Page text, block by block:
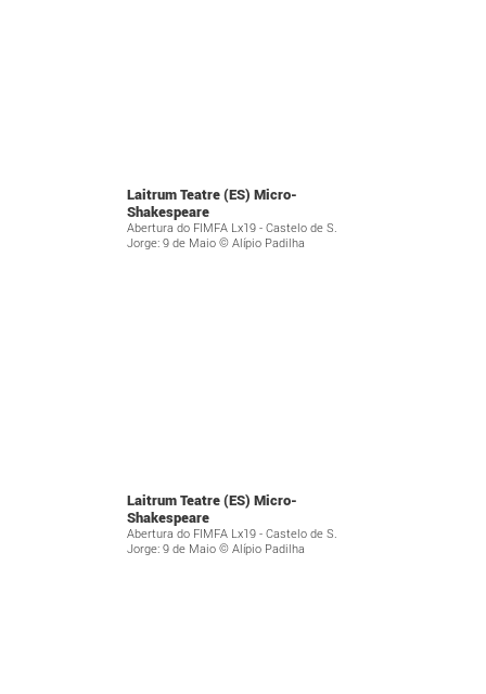
Laitrum Teatre (ES) Micro-
Shakespeare
Abertura do FIMFA Lx19 - Castelo de S.
Jorge: 9 de Maio © Alípio Padilha
Laitrum Teatre (ES) Micro-
Shakespeare
Abertura do FIMFA Lx19 - Castelo de S.
Jorge: 9 de Maio © Alípio Padilha